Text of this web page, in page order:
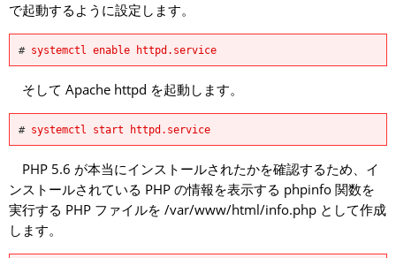
で起動するように設定します。
# systemctl enable httpd.service
そして Apache httpd を起動します。
# systemctl start httpd.service
PHP 5.6 が本当にインストールされたかを確認するため、イ
ンストールされている PHP の情報を表示する phpinfo 関数を
実行する PHP ファイルを /var/www/html/info.php として作成
します。